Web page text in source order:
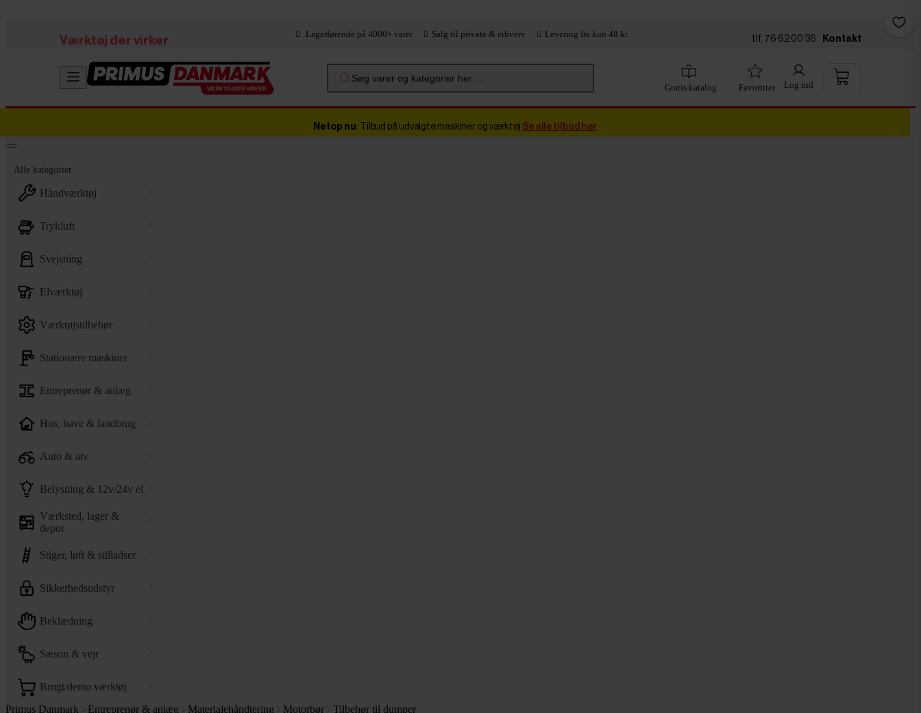
Værktøj der virker
Lagerførende på 4000+ varer Salg til private & erhverv Levering fra kun 48 kr tlf. 76 62 00 36 Kontakt
Søg varer og kategorier her ...
Gratis katalog Favoritter Log ind
Netop nu: Tilbud på udvalgte maskiner og værktøj Se alle tilbud her
Alle kategorier
håndværktøj
trykluft
svejsning
elværktøj
værktøjstilbehør
stationære maskiner
entreprenør & anlæg
hus, have & landbrug
auto & atv
belysning & 12v/24v el
værksted, lager &
depot
stiger, løft & stilladser
sikkerhedsudstyr
beklædning
sæson & vejr
brugt/demo værktøj
Primus Danmark
Entreprenør & anlæg Materialehåndtering Motorbør
Tilbehør til dumper